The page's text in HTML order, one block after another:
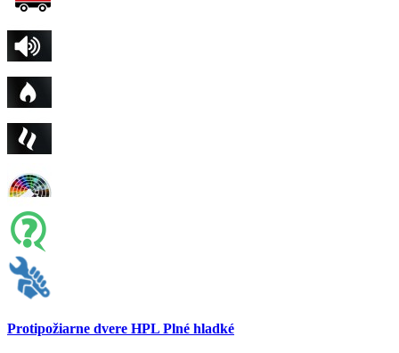
Protipožiarne dvere HPL Plné hladké